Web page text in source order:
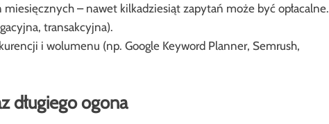
– nawet kilkadziesiąt zapytań może być opłacalne.
transakcyjna).
i wolumenu (np. Google Keyword Planner, Semrush,
długiego ogona